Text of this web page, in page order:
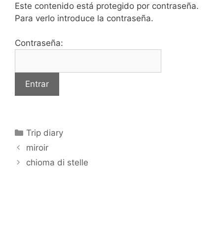
Este contenido está protegido por contraseña.
Para verlo introduce la contraseña.
Contraseña:
Categorías
Trip diary
miroir
chioma di stelle